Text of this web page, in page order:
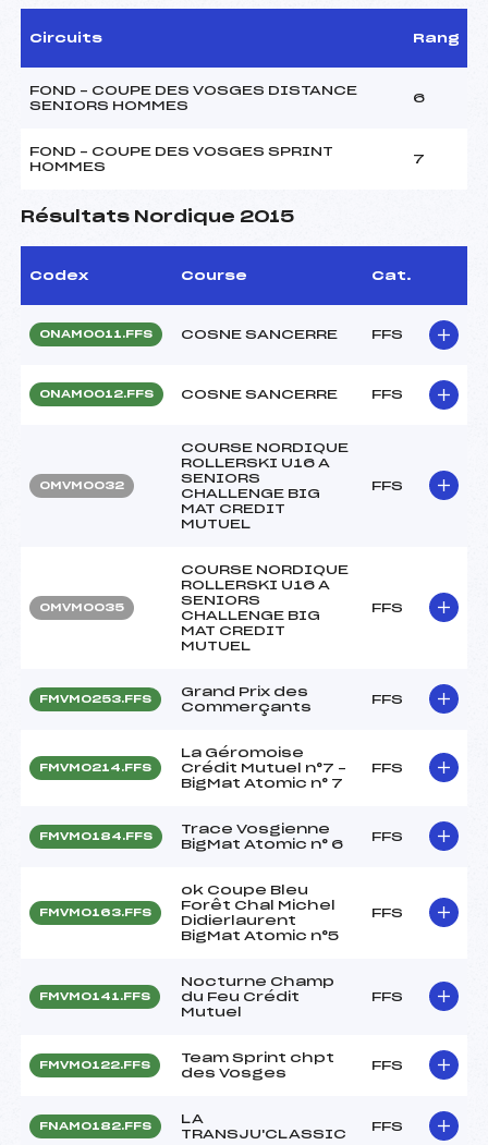
Circuits Rang
FOND – COUPE DES VOSGES DISTANCE
SENIORS HOMMES
6
FOND – COUPE DES VOSGES SPRINT
HOMMES
7
Résultats Nordique 2015
Codex Course Cat.
ONAM0011.FFS COSNE SANCERRE FFS
ONAM0012.FFS COSNE SANCERRE FFS
OMVM0032
COURSE NORDIQUE
ROLLERSKI U16 A
SENIORS
CHALLENGE BIG
MAT CREDIT
MUTUEL
FFS
OMVM0035
COURSE NORDIQUE
ROLLERSKI U16 A
SENIORS
CHALLENGE BIG
MAT CREDIT
MUTUEL
FFS
FMVM0253.FFS
Grand Prix des
Commerçants
FFS
FMVM0214.FFS
La Géromoise
Crédit Mutuel n°7 –
BigMat Atomic n° 7
FFS
FMVM0184.FFS
Trace Vosgienne
BigMat Atomic n° 6
FFS
FMVM0163.FFS
ok Coupe Bleu
Forêt Chal Michel
Didierlaurent
BigMat Atomic n°5
FFS
FMVM0141.FFS
Nocturne Champ
du Feu Crédit
Mutuel
FFS
FMVM0122.FFS
Team Sprint chpt
des Vosges
FFS
FNAM0182.FFS
LA
TRANSJU'CLASSIC
FFS